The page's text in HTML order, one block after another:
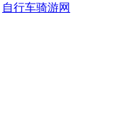
自行车骑游网